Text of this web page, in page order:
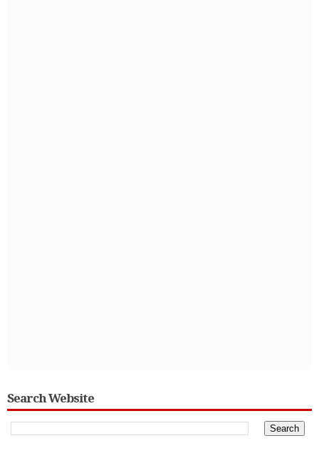
Search Website